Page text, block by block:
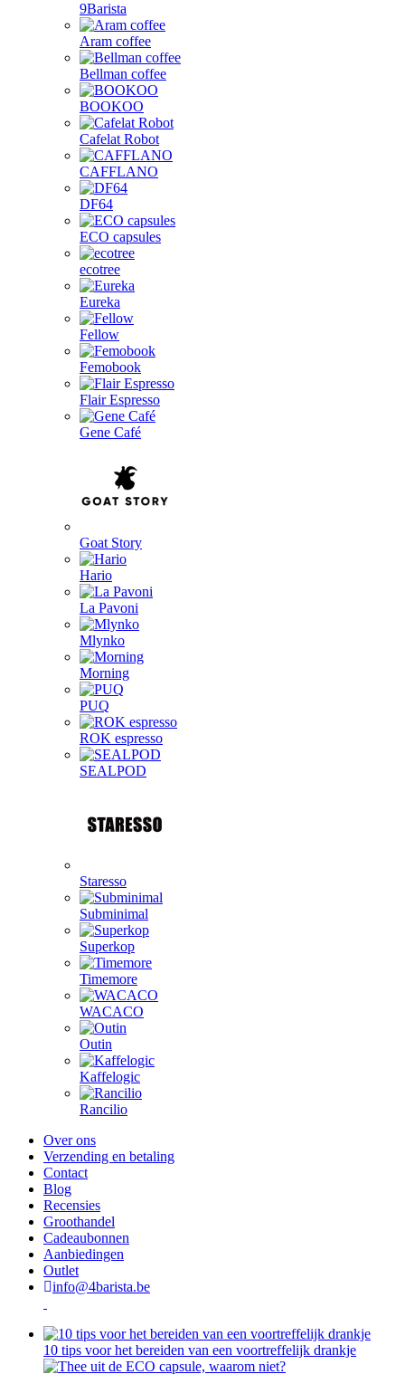
9Barista
Aram coffee
Bellman coffee
BOOKOO
Cafelat Robot
CAFFLANO
DF64
ECO capsules
ecotree
Eureka
Fellow
Femobook
Flair Espresso
Gene Café
Goat Story
Hario
La Pavoni
Mlynko
Morning
PUQ
ROK espresso
SEALPOD
Staresso
Subminimal
Superkop
Timemore
WACACO
Outin
Kaffelogic
Rancilio
Over ons
Verzending en betaling
Contact
Blog
Recensies
Groothandel
Cadeaubonnen
Aanbiedingen
Outlet
info@4barista.be
10 tips voor het bereiden van een voortreffelijk drankje